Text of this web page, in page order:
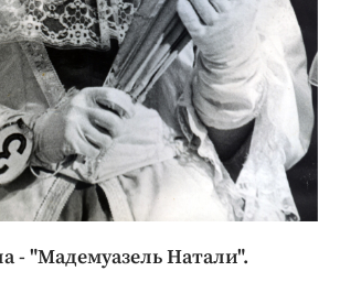
- "Мадемуазель Натали".